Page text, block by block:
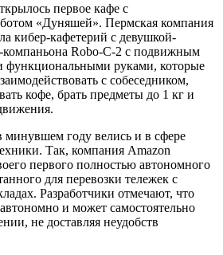
первое кафе с
«Дуняшей». Пермская компания
кибер-кафетерий с девушкой-
компаньона Robo-C-2 с подвижным
функциональными руками, которые
с собеседником,
кофе, брать предметы до 1 кг и
минувшем году велись и в сфере
Так, компания Amazon
первого полностью автономного
для перевозки тележек с
Разработчики отмечают, что
и может самостоятельно
не доставляя неудобств